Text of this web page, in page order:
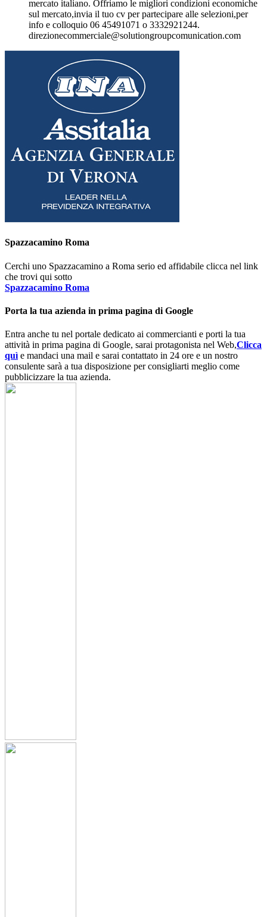
mercato italiano. Offriamo le migliori condizioni economiche
sul mercato,invia il tuo cv per partecipare alle selezioni,per
info e colloquio 06 45491071 o 3332921244.
direzionecommerciale@solutiongroupcomunication.com
Spazzacamino Roma
Cerchi uno Spazzacamino a Roma serio ed affidabile clicca nel link
che trovi qui sotto
Spazzacamino Roma
Porta la tua azienda in prima pagina di Google
Entra anche tu nel portale dedicato ai commercianti e porti la tua
attività in prima pagina di Google, sarai protagonista nel Web,Clicca
quì e mandaci una mail e sarai contattato in 24 ore e un nostro
consulente sarà a tua disposizione per consigliarti meglio come
pubblicizzare la tua azienda.